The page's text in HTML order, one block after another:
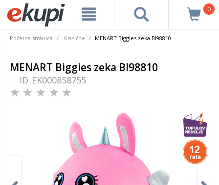
0
Početna stranica Klasične MENART Biggies zeka BI98810
MENART Biggies zeka BI98810
ID EK000858755